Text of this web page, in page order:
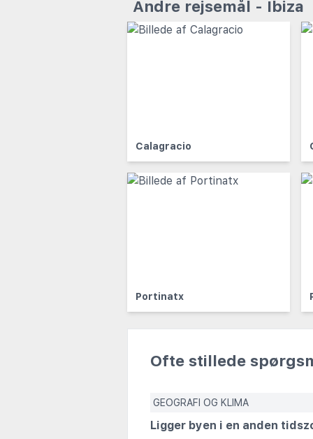
Andre rejsemål - Ibiza
Calagracio
Portinatx
Ofte stillede
GEOGRAFI OG KLIMA
Ligger byen i en anden